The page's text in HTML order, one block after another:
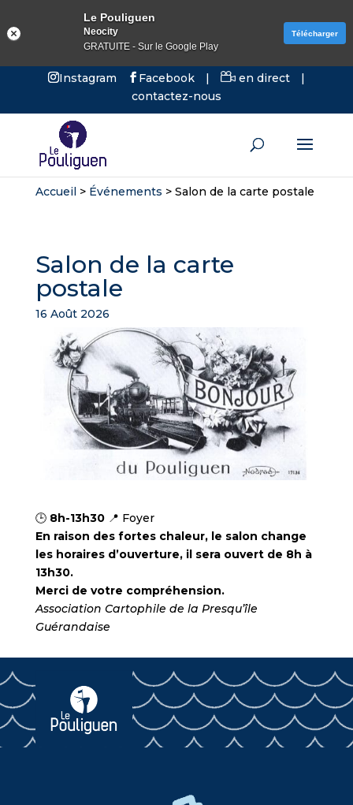
Instagram Facebook | en direct
|
contactez-nous
Accueil> Événements > Salon de la carte postale
Salon de la carte
postale
16 Août 2026
🕒 8h-13h30📍 Foyer
En raison des fortes chaleur, le salon change
les horaires d’ouverture, il sera ouvert de 8h à
13h30.
Merci de votre compréhension.
Association Cartophile de la Presqu’île
Guérandaise
Le Pouliguen
Neocity
GRATUITE - Sur le Google Play
Télécharger